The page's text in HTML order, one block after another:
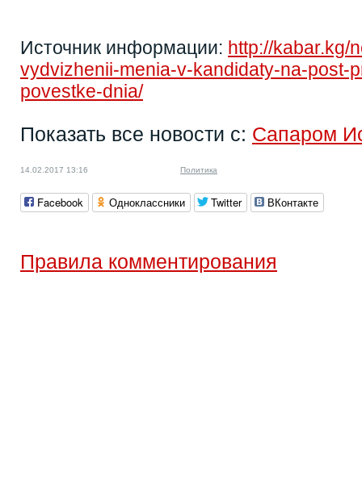
Источник информации: http://kabar.kg/
vydvizhenii-menia-v-kandidaty-na-post-
povestke-dnia/
Показать все новости с: Сапаром
14.02.2017 13:16 Политика
Facebook Одноклассники Twitter ВКонтакте
Правила комментирования